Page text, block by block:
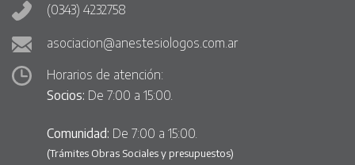
(0343) 4232758
asociacion@anestesiologos.com.ar
Horarios de atención:
Socios: De 7:00 a 15:00.
Comunidad: De 7:00 a 15:00.
(Trámites Obras Sociales y presupuestos)